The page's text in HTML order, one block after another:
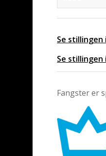
Se stillingen
Se stillingen
Fangster er